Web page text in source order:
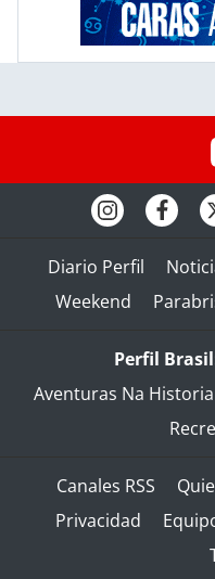
Diario Perfil
Weekend
Perfil
Aventuras Na Historia
Canales RSS
Privacidad